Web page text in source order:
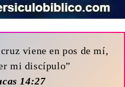
viene en pos de mí,
mi discípulo”
14:27